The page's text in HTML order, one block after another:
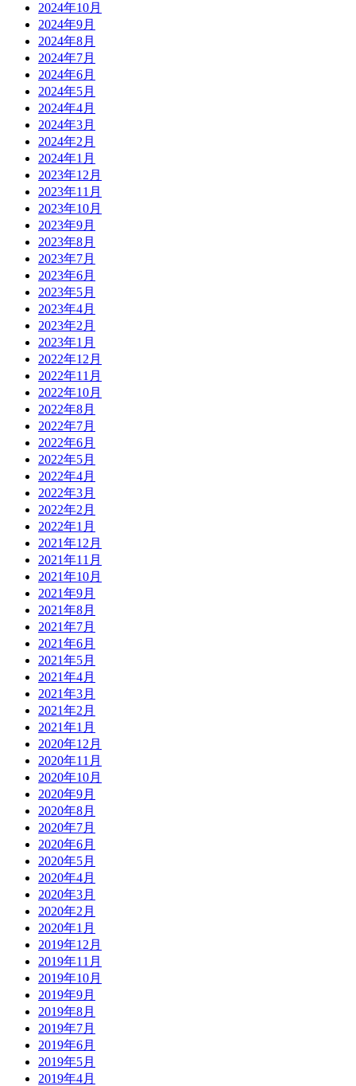
2024年10月
2024年9月
2024年8月
2024年7月
2024年6月
2024年5月
2024年4月
2024年3月
2024年2月
2024年1月
2023年12月
2023年11月
2023年10月
2023年9月
2023年8月
2023年7月
2023年6月
2023年5月
2023年4月
2023年2月
2023年1月
2022年12月
2022年11月
2022年10月
2022年8月
2022年7月
2022年6月
2022年5月
2022年4月
2022年3月
2022年2月
2022年1月
2021年12月
2021年11月
2021年10月
2021年9月
2021年8月
2021年7月
2021年6月
2021年5月
2021年4月
2021年3月
2021年2月
2021年1月
2020年12月
2020年11月
2020年10月
2020年9月
2020年8月
2020年7月
2020年6月
2020年5月
2020年4月
2020年3月
2020年2月
2020年1月
2019年12月
2019年11月
2019年10月
2019年9月
2019年8月
2019年7月
2019年6月
2019年5月
2019年4月